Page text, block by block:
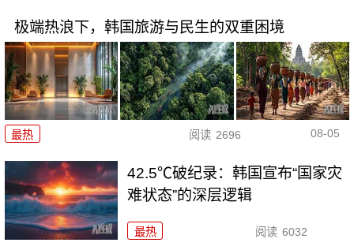
极端热浪下，韩国旅游与民生的双重困境
最热 阅读 2696 08-05
42.5℃破纪录：韩国宣布“国家灾
难状态”的深层逻辑
最热 阅读 6032